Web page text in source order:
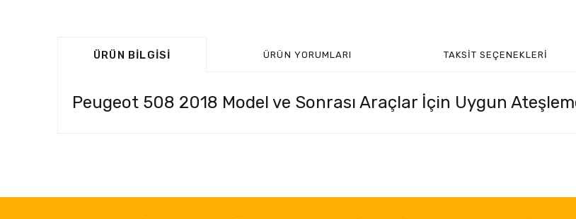
ÜRÜN BILGISI ÜRÜN YORUMLARI TAKSIT SEÇENEKLERI
Peugeot 508 2018 Model ve Sonrası Araçlar İçin Uygun